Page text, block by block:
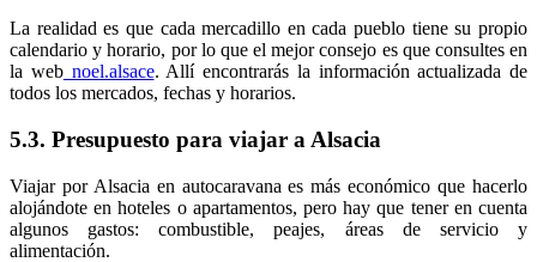
La realidad es que cada mercadillo en cada pueblo tiene su propio
calendario y horario, por lo que el mejor consejo es que consultes en
la webnoel.alsace. Allí encontrarás la información actualizada de
todos los mercados, fechas y horarios.
5.3. Presupuesto para viajar a Alsacia
Viajar por Alsacia en autocaravana es más económico que hacerlo
alojándote en hoteles o apartamentos, pero hay que tener en cuenta
algunos gastos: combustible, peajes, áreas de servicio y
alimentación.